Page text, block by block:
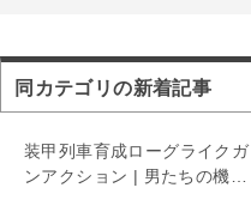
同カテゴリの新着記事
装甲列車育成ローグライクガ
ンアクション | 男たちの機関